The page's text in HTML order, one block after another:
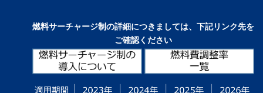
燃料サーチャージ制の詳細につきましては、下記リンク先を
ご確認ください